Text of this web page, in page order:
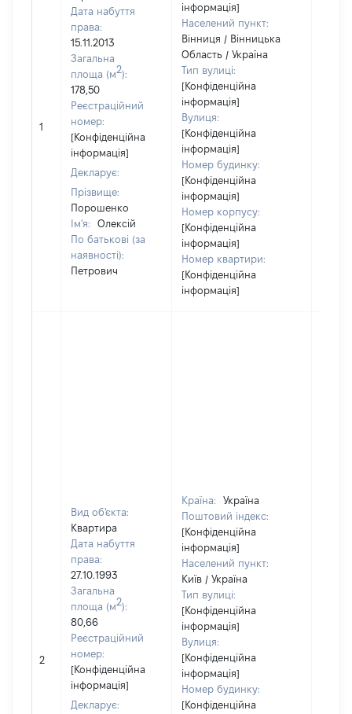
1
Дата набуття
права:
15.11.2013
Загальна
площа (м2):
178,50
Реєстраційний
номер:
[Конфіденційна
інформація]
Декларує:
Прізвище:
Порошенко
Ім'я:
Олексій
По батькові (за
наявності):
Петрович
інформація]
Населений пункт:
Вінниця / Вінницька
Область / Україна
Тип вулиці:
[Конфіденційна
інформація]
Вулиця:
[Конфіденційна
інформація]
Номер будинку:
[Конфіденційна
інформація]
Номер корпусу:
[Конфіденційна
інформація]
Номер квартири:
[Конфіденційна
інформація]
2
Вид об'єкта:
Квартира
Дата набуття
права:
27.10.1993
Загальна
площа (м2):
80,66
Реєстраційний
номер:
[Конфіденційна
інформація]
Декларує:
Країна:
Україна
Поштовий індекс:
[Конфіденційна
інформація]
Населений пункт:
Київ / Україна
Тип вулиці:
[Конфіденційна
інформація]
Вулиця:
[Конфіденційна
інформація]
Номер будинку:
[Конфіденційна